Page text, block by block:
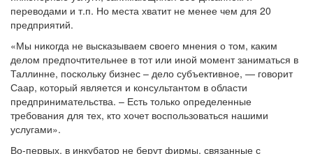
переводами и т.п. Но места хватит не менее чем для 20
предприятий.
«Мы никогда не высказываем своего мнения о том, каким
делом предпочтительнее в тот или иной момент заниматься в
Таллинне, поскольку бизнес – дело субъективное, — говорит
Саар, который является и консультантом в области
предпринимательства. – Есть только определенные
требования для тех, кто хочет воспользоваться нашими
услугами».
Во-первых, в инкубатор не берут фирмы, связанные с